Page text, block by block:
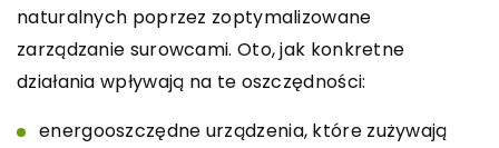
naturalnych poprzez zoptymalizowane
zarządzanie surowcami. Oto, jak konkretne
działania wpływają na te oszczędności:
energooszczędne urządzenia, które zużywają